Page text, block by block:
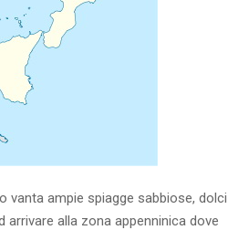
vanta ampie spiagge sabbiose, dolci
arrivare alla zona appenninica dove